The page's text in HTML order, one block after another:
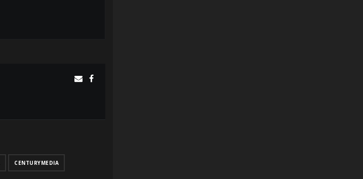
CENTURYMEDIA